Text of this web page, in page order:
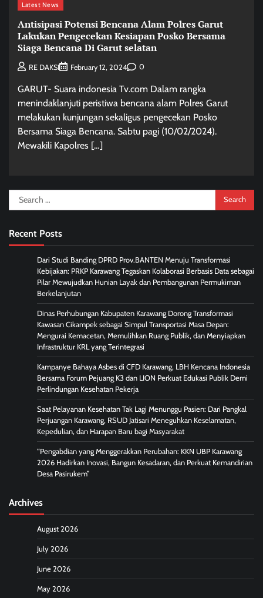
Latest News
Antisipasi Potensi Bencana Alam Polres Garut
Lakukan Pengecekan Kesiapan Posko Bersama
Siaga Bencana Di Garut selatan
RE DAKSI February 12, 2024 0
GARUT- Suara indonesia Tv.com Dalam rangka
menindaklanjuti peristiwa bencana alam Polres Garut
melakukan kunjungan sekaligus pengecekan Posko
Bersama Siaga Bencana. Sabtu pagi (10/02/2024).
Mewakili Kapolres […]
Search
for:
Recent Posts
Dari Studi Banding DPRD Prov.BANTEN Menuju Transformasi
Kebijakan: PRKP Karawang Tegaskan Kolaborasi Berbasis Data sebagai
Pilar Mewujudkan Hunian Layak dan Pembangunan Permukiman
Berkelanjutan
Dinas Perhubungan Kabupaten Karawang Dorong Transformasi
Kawasan Cikampek sebagai Simpul Transportasi Masa Depan:
Mengurai Kemacetan, Memulihkan Ruang Publik, dan Menyiapkan
Infrastruktur KRL yang Terintegrasi
Kampanye Bahaya Asbes di CFD Karawang, LBH Kencana Indonesia
Bersama Forum Pejuang K3 dan LION Perkuat Edukasi Publik Demi
Perlindungan Kesehatan Pekerja
Saat Pelayanan Kesehatan Tak Lagi Menunggu Pasien: Dari Pangkal
Perjuangan Karawang, RSUD Jatisari Meneguhkan Keselamatan,
Kepedulian, dan Harapan Baru bagi Masyarakat
“Pengabdian yang Menggerakkan Perubahan: KKN UBP Karawang
2026 Hadirkan Inovasi, Bangun Kesadaran, dan Perkuat Kemandirian
Desa Pasirukem”
Archives
August 2026
July 2026
June 2026
May 2026